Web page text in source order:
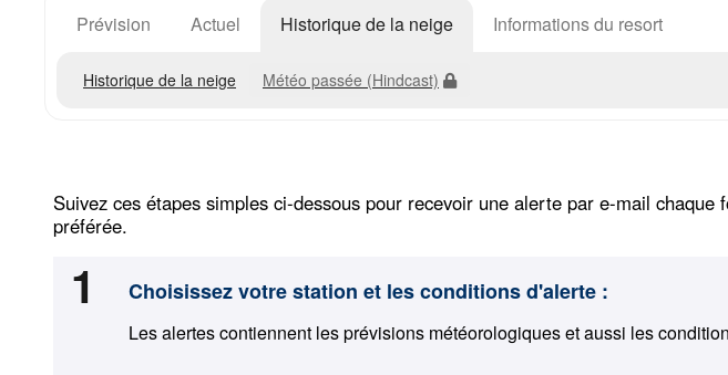
Prévision Actuel Historique de la neige Informations du resort
Historique de la neige Météo passée (Hindcast)
Suivez ces étapes simples ci-dessous pour recevoir une alerte par e-mail
préférée.
1 Choisissez votre station et les conditions d'alerte :
Les alertes contiennent les prévisions météorologiques et aussi les